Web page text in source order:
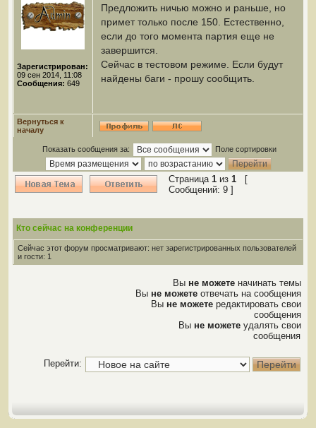
Зарегистрирован:
09 сен 2014, 11:08
Сообщения: 649
Предложить ничью можно и раньше, но
примет только после 150. Естественно,
если до того момента партия еще не
завершится.
Сейчас в тестовом режиме. Если будут
найдены баги - прошу сообщить.
Вернуться к
началу
Показать сообщения за: Поле сортировки
Страница 1 из 1 [
Сообщений: 9 ]
Кто сейчас на конференции
Сейчас этот форум просматривают: нет зарегистрированных пользователей
и гости: 1
Вы не можете начинать темы
Вы не можете отвечать на сообщения
Вы не можете редактировать свои
сообщения
Вы не можете удалять свои
сообщения
Перейти: